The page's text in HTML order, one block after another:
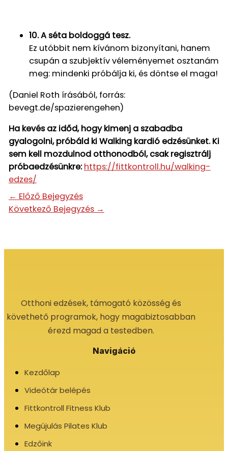
10. A séta boldoggá tesz.
Ez utóbbit nem kívánom bizonyítani, hanem
csupán a szubjektív véleményemet osztanám
meg: mindenki próbálja ki, és döntse el maga!
(Daniel Roth írásából, forrás:
bevegt.de/spazierengehen)
Ha kevés az időd, hogy kimenj a szabadba
gyalogolni, próbáld ki Walking kardió edzésünket. Ki
sem kell mozdulnod otthonodból, csak regisztrálj
próbaedzésünkre:https://fittkontroll.hu/walking-
edzes/
← Előző Bejegyzés
Következő Bejegyzés →
Otthoni edzések, támogató közösség és
követhető programok, hogy magabiztosabban
érezd magad a testedben.
Navigáció
Kezdőlap
Videótár belépés
Fittkontroll Fitness Klub
Megújulás Pilates Klub
Edzőink